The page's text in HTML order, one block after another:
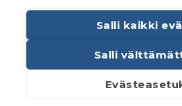
Salli kaikki
Salli